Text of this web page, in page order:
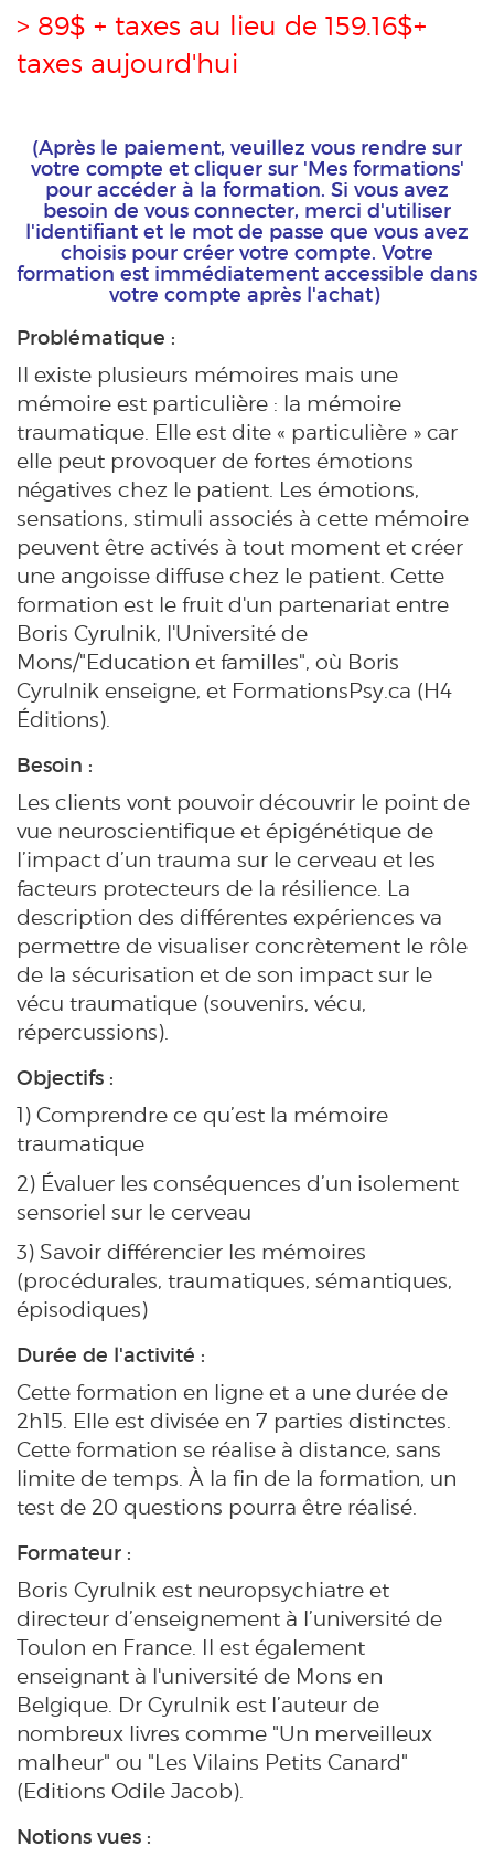
> 89$ + taxes au lieu de 159.16$+
taxes aujourd'hui
(Après le paiement, veuillez vous rendre sur
votre compte et cliquer sur 'Mes formations'
pour accéder à la formation. Si vous avez
besoin de vous connecter, merci d'utiliser
l'identifiant et le mot de passe que vous avez
choisis pour créer votre compte. Votre
formation est immédiatement accessible dans
votre compte après l'achat)
Problématique :
Il existe plusieurs mémoires mais une
mémoire est particulière : la mémoire
traumatique. Elle est dite « particulière » car
elle peut provoquer de fortes émotions
négatives chez le patient. Les émotions,
sensations, stimuli associés à cette mémoire
peuvent être activés à tout moment et créer
une angoisse diffuse chez le patient. Cette
formation est le fruit d'un partenariat entre
Boris Cyrulnik, l'Université de
Mons/"Education et familles", où Boris
Cyrulnik enseigne, et FormationsPsy.ca (H4
Éditions).
Besoin :
Les clients vont pouvoir découvrir le point de
vue neuroscientifique et épigénétique de
l’impact d’un trauma sur le cerveau et les
facteurs protecteurs de la résilience. La
description des différentes expériences va
permettre de visualiser concrètement le rôle
de la sécurisation et de son impact sur le
vécu traumatique (souvenirs, vécu,
répercussions).
Objectifs :
1) Comprendre ce qu’est la mémoire
traumatique
2) Évaluer les conséquences d’un isolement
sensoriel sur le cerveau
3) Savoir différencier les mémoires
(procédurales, traumatiques, sémantiques,
épisodiques)
Durée de l'activité :
Cette formation en ligne et a une durée de
2h15. Elle est divisée en 7 parties distinctes.
Cette formation se réalise à distance, sans
limite de temps. À la fin de la formation, un
test de 20 questions pourra être réalisé.
Formateur :
Boris Cyrulnik est neuropsychiatre et
directeur d’enseignement à l’université de
Toulon en France. Il est également
enseignant à l'université de Mons en
Belgique. Dr Cyrulnik est l’auteur de
nombreux livres comme "Un merveilleux
malheur" ou "Les Vilains Petits Canard"
(Editions Odile Jacob).
Notions vues :